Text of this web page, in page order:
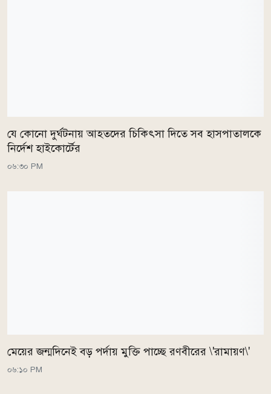
যে কোনো দুর্ঘটনায় আহতদের চিকিৎসা দিতে সব হাসপাতালকে
নির্দেশ হাইকোর্টের
০৬:৩০ PM
মেয়ের জন্মদিনেই বড় পর্দায় মুক্তি পাচ্ছে রণবীরের \'রামায়ণ\'
০৬:১০ PM